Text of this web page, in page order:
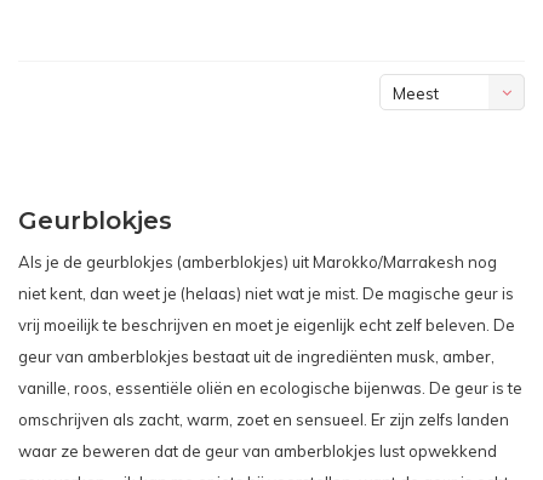
Meest
Geurblokjes
Als je de geurblokjes (amberblokjes) uit Marokko/Marrakesh nog
niet kent, dan weet je (helaas) niet wat je mist. De magische geur is
vrij moeilijk te beschrijven en moet je eigenlijk echt zelf beleven. De
geur van amberblokjes bestaat uit de ingrediënten musk, amber,
vanille, roos, essentiële oliën en ecologische bijenwas. De geur is te
omschrijven als zacht, warm, zoet en sensueel. Er zijn zelfs landen
waar ze beweren dat de geur van amberblokjes lust opwekkend